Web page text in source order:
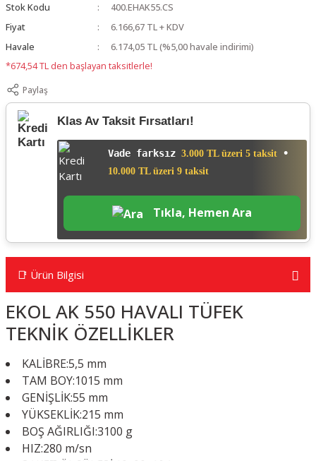
Stok Kodu
400.EHAK55.CS
Fiyat
6.166,67 TL + KDV
Havale
6.174,05 TL (%5,00 havale indirimi)
*674,54 TL den başlayan taksitlerle!
Paylaş
Klas Av Taksit Fırsatları!
Vade farksız 3.000 TL üzeri 5 taksit •
10.000 TL üzeri 9 taksit
Tıkla, Hemen Ara
📑 Ürün Bilgisi
EKOL AK 550 HAVALI TÜFEK
TEKNİK ÖZELLİKLER
KALİBRE:5,5 mm
TAM BOY:1015 mm
GENİŞLİK:55 mm
YÜKSEKLİK:215 mm
BOŞ AĞIRLIĞI:3100 g
HIZ:280 m/sn